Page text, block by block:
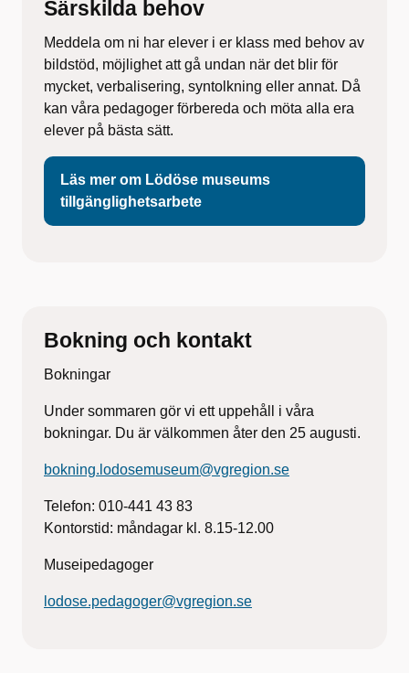
Särskilda behov
Meddela om ni har elever i er klass med behov av
bildstöd, möjlighet att gå undan när det blir för
mycket, verbalisering, syntolkning eller annat. Då
kan våra pedagoger förbereda och möta alla era
elever på bästa sätt.
Läs mer om Lödöse museums
tillgänglighetsarbete
Bokning och kontakt
Bokningar
Under sommaren gör vi ett uppehåll i våra
bokningar. Du är välkommen åter den 25 augusti.
bokning.lodosemuseum@vgregion.se
Telefon: 010-441 43 83
Kontorstid: måndagar kl. 8.15-12.00
Museipedagoger
lodose.pedagoger@vgregion.se